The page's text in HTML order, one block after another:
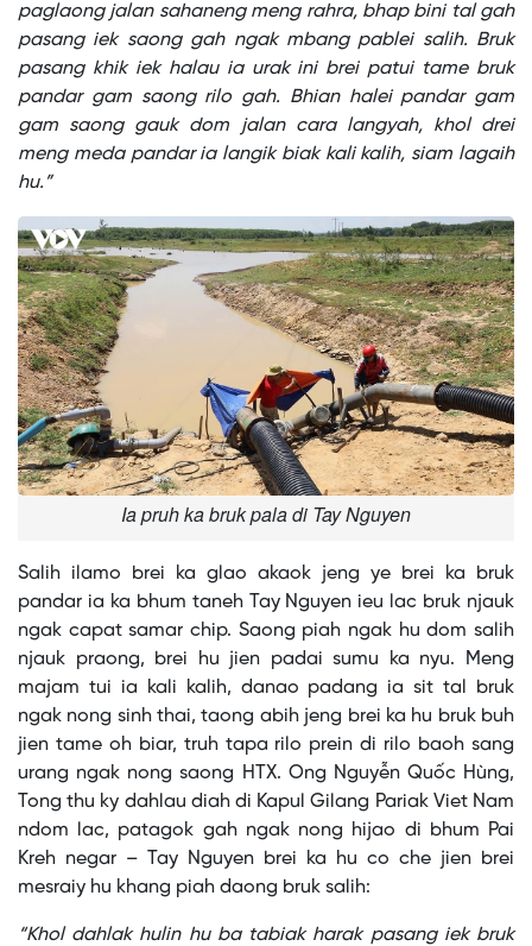
paglaong jalan sahaneng meng rahra, bhap bini tal gah
pasang iek saong gah ngak mbang pablei salih. Bruk
pasang khik iek halau ia urak ini brei patui tame bruk
pandar gam saong rilo gah. Bhian halei pandar gam
gam saong gauk dom jalan cara langyah, khol drei
meng meda pandar ia langik biak kali kalih, siam lagaih
hu.”
Ia pruh ka bruk pala di Tay Nguyen
Salih ilamo brei ka glao akaok jeng ye brei ka bruk
pandar ia ka bhum taneh Tay Nguyen ieu lac bruk njauk
ngak capat samar chip. Saong piah ngak hu dom salih
njauk praong, brei hu jien padai sumu ka nyu. Meng
majam tui ia kali kalih, danao padang ia sit tal bruk
ngak nong sinh thai, taong abih jeng brei ka hu bruk buh
jien tame oh biar, truh tapa rilo prein di rilo baoh sang
urang ngak nong saong HTX. Ong Nguyễn Quốc Hùng,
Tong thu ky dahlau diah di Kapul Gilang Pariak Viet Nam
ndom lac, patagok gah ngak nong hijao di bhum Pai
Kreh negar – Tay Nguyen brei ka hu co che jien brei
mesraiy hu khang piah daong bruk salih:
“Khol dahlak hulin hu ba tabiak harak pasang iek bruk